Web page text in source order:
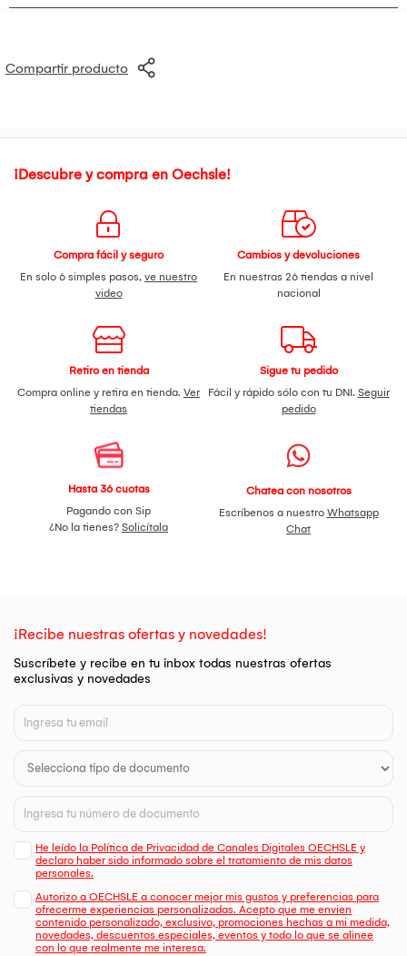
Tapa con Bloqueo:
Diseñada para prevenir derrames
Compartir producto
¡Descubre y compra en Oechsle!
Compra fácil y seguro
En solo 6 simples pasos, ve nuestro
video
Cambios y devoluciones
En nuestras 26 tiendas a nivel
nacional
Retiro en tienda
Compra online y retira en tienda. Ver
tiendas
Sigue tu pedido
Fácil y rápido sólo con tu DNI. Seguir
pedido
Hasta 36 cuotas
Pagando con Sip
¿No la tienes? Solicítala
Chatea con nosotros
Escríbenos a nuestro Whatsapp
Chat
¡Recibe nuestras ofertas y novedades!
Suscríbete y recibe en tu inbox todas nuestras ofertas
exclusivas y novedades
He leído la Política de Privacidad de Canales Digitales OECHSLE y
declaro haber sido informado sobre el tratamiento de mis datos
personales.
Autorizo a OECHSLE a conocer mejor mis gustos y preferencias para
ofrecerme experiencias personalizadas. Acepto que me envien
contenido personalizado, exclusivo, promociones hechas a mi medida,
novedades, descuentos especiales, eventos y todo lo que se alinee
con lo que realmente me interesa.